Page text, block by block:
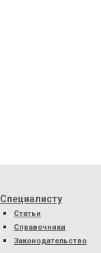
Специалисту
Статьи
Справочники
Законодательство